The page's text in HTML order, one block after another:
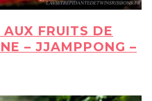
FRUITS DE
– JJAMPPONG –